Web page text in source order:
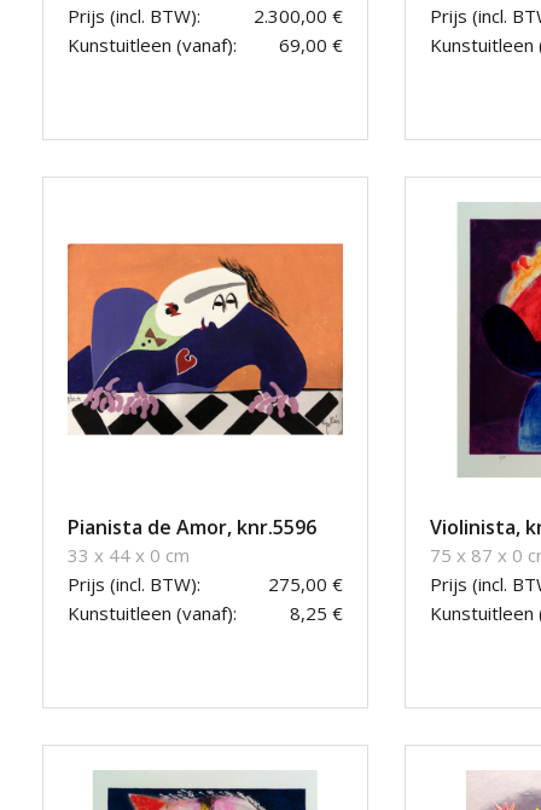
Prijs (incl. BTW):
2.300,00 €
Kunstuitleen (vanaf):
69,00 €
Prijs (incl.
Kunstuitleen
Pianista de Amor, knr.5596
33 x 44 x 0 cm
Prijs (incl. BTW):
275,00 €
Kunstuitleen (vanaf):
8,25 €
Violinista,
75 x 87 x 0
Prijs (incl.
Kunstuitleen